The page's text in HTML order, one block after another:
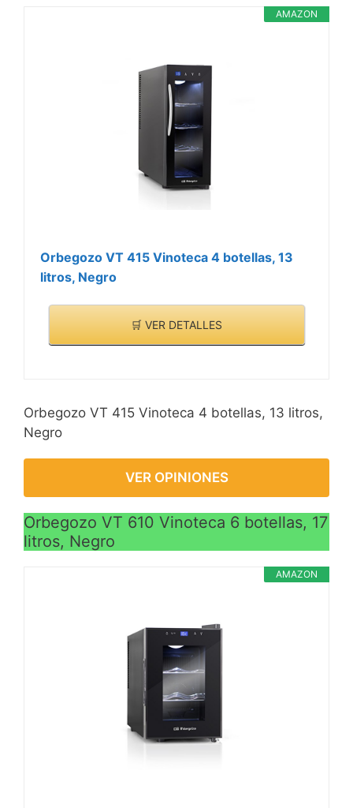
los dañinos rayos UV que
podrían alterar el sabor
AMAZON
Orbegozo VT 415 Vinoteca 4 botellas, 13
litros, Negro
🛒 VER DETALLES
Orbegozo VT 415 Vinoteca 4 botellas, 13 litros,
Negro
VER OPINIONES
Orbegozo VT 610 Vinoteca 6 botellas, 17
litros, Negro
AMAZON